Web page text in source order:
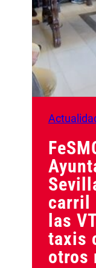
carril
las
taxis
otros